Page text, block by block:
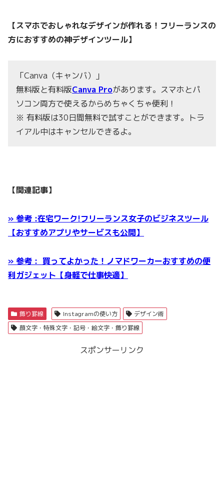
【スマホでおしゃれなデザインが作れる！フリーランスの
方におすすめの神デザインツール】
「Canva（キャンバ）」
無料版と有料版Canva Proがあります。スマホとパ
ソコン両方で使えるからめちゃくちゃ便利！
※ 有料版は30日間無料で試すことができます。トラ
イアル中はキャンセルできるよ。
【関連記事】
» 参考 :在宅ワーク!フリーランス女子のビジネスツール
【おすすめアプリやサービスも公開】
» 参考 : 買ってよかった！ノマドワーカーおすすめの便
利ガジェット【身軽で仕事快適】
飾り罫線 Instagramの使い方
デザイン術
顔文字・特殊文字・記号・絵文字・飾り罫線
スポンサーリンク